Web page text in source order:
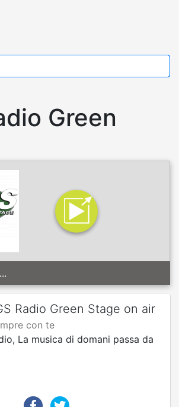
Green
Radio Green Stage on air
con te
La musica di domani passa da